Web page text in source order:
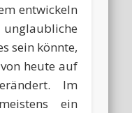
entwickeln
sein könnte,
heute auf
Im
ein